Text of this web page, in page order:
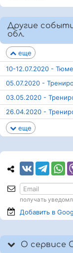
Другие
обл.
еще
10-12.07.2020 -
05.07.2020 -
03.05.2020 -
26.04.2020 -
еще
получать
Добавить в
О сервисе